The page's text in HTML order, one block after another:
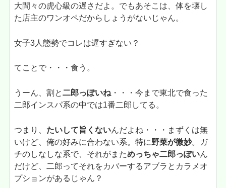
大間々の虎心級の遅さだよ。でもあそこは、体を壊し
た店主のワンオペだからしょうがないじゃん。
女子3人態勢でコレは遅すぎない？
てことで・・・食う。
うーん、割と二郎っぽいね ・・・今まで東北で食った
二郎インスパ系の中では1番二郎してる。
つまり、 たいして旨くないんだよね・・・まずくは無
いけど、俺の好みに合わない系。特に野菜が微妙。ガ
チのしなしな系で、それがまためっちゃ二郎っぽいん
だけど、二郎ってそれをカバーするアブラとカラメオ
プションがあるじゃん？